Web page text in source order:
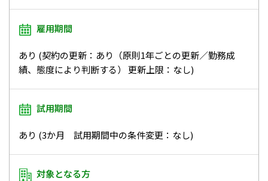
雇用期間
あり (契約の更新：あり（原則1年ごとの更新／勤務成
績、態度により判断する） 更新上限：なし)
試用期間
あり (3か月 試用期間中の条件変更：なし)
対象となる方